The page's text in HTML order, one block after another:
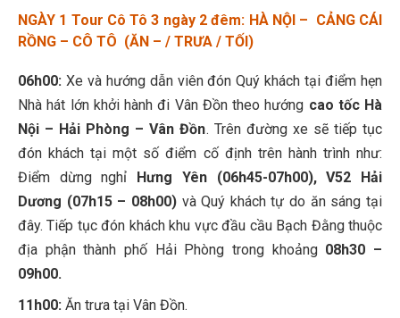
NGÀY 1 Tour Cô Tô 3 ngày 2 đêm: HÀ NỘI – CẢNG CÁI
RỒNG – CÔ TÔ (ĂN – / TRƯA / TỐI)
06h00: Xe và hướng dẫn viên đón Quý khách tại điểm hẹn
Nhà hát lớn khởi hành đi Vân Đồn theo hướng cao tốc Hà
Nội – Hải Phòng – Vân Đồn. Trên đường xe sẽ tiếp tục
đón khách tại một số điểm cố định trên hành trình như:
Điểm dừng nghỉ
Hưng Yên (06h45-07h00), V52 Hải
Dương (07h15 – 08h00)và Quý khách tự do ăn sáng tại
đây. Tiếp tục đón khách khu vực đầu cầu Bạch Đằng thuộc
địa phận thành phố Hải Phòng trong khoảng08h30 –
09h00.
11h00: Ăn trưa tại Vân Đồn.